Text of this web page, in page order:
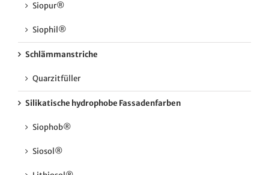
Siopur®
Siophil®
Schlämmanstriche
Quarzitfüller
Silikatische hydrophobe Fassadenfarben
Siophob®
Siosol®